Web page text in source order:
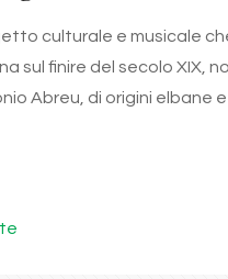
culturale e musicale
sul finire del secolo XIX,
Abreu, di origini elbane e